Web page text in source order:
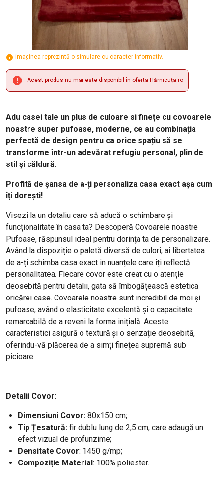
imaginea reprezintă o simulare cu caracter informativ.
Acest produs nu mai este disponibil în oferta Hărnicuța.ro
Adu casei tale un plus de culoare si finețe cu covoarele
noastre super pufoase, moderne, ce au combinația
perfectă de design pentru ca orice spațiu să se
transforme într-un adevărat refugiu personal, plin de
stil și căldură.
Profită de șansa de a-ți personaliza casa exact așa cum
îți dorești!
Visezi la un detaliu care să aducă o schimbare și
funcționalitate în casa ta? Descoperă Covoarele noastre
Pufoase, răspunsul ideal pentru dorința ta de personalizare.
Având la dispoziție o paletă diversă de culori, ai libertatea
de a-ți schimba casa exact in nuanțele care îți reflectă
personalitatea. Fiecare covor este creat cu o atenție
deosebită pentru detalii, gata să îmbogățească estetica
oricărei case. Covoarele noastre sunt incredibil de moi și
pufoase, având o elasticitate excelentă și o capacitate
remarcabilă de a reveni la forma inițială. Aceste
caracteristici asigură o textură și o senzație deosebită,
oferindu-vă plăcerea de a simți finețea supremă sub
picioare.
Detalii Covor:
Dimensiuni Covor: 80x150 cm;
Tip Țesatură: fir dublu lung de 2,5 cm, care adaugă un
efect vizual de profunzime;
Densitate Covor: 1450 g/mp;
Compoziție Material: 100% poliester.